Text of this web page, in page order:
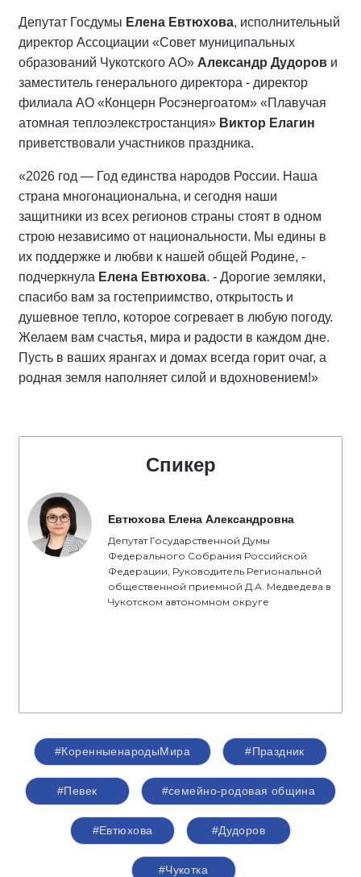
Депутат Госдумы Елена Евтюхова, исполнительный
директор Ассоциации «Совет муниципальных
образований Чукотского АО» Александр Дудоров и
заместитель генерального директора - директор
филиала АО «Концерн Росэнергоатом» «Плавучая
атомная теплоэлекстростанция» Виктор Елагин
приветствовали участников праздника.
«2026 год — Год единства народов России. Наша
страна многонациональна, и сегодня наши
защитники из всех регионов страны стоят в одном
строю независимо от национальности. Мы едины в
их поддержке и любви к нашей общей Родине, -
подчеркнула Елена Евтюхова. - Дорогие земляки,
спасибо вам за гостеприимство, открытость и
душевное тепло, которое согревает в любую погоду.
Желаем вам счастья, мира и радости в каждом дне.
Пусть в ваших ярангах и домах всегда горит очаг, а
родная земля наполняет силой и вдохновением!»
Спикер
Евтюхова Елена Александровна
Депутат Государственной Думы
Федерального Собрания Российской
Федерации, Руководитель Региональной
общественной приемной Д.А. Медведева в
Чукотском автономном округе
#КоренныенародыМира #Праздник
#Певек #семейно-родовая община
#Евтюхова #Дудоров
#Чукотка